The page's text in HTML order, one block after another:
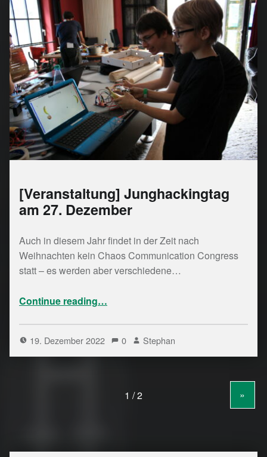
[Veranstaltung] Junghackingtag
am 27. Dezember
Auch in diesem Jahr findet in der Zeit nach
Weihnachten kein Chaos Communication Congress
statt – es werden aber verschiedene…
Continue reading…
19. Dezember 2022 0 Stephan
»